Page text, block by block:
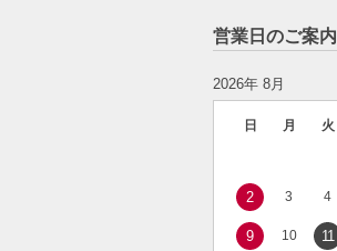
営業日のご案内
2026年 8月
日 月 火
2 3 4
9 10 11